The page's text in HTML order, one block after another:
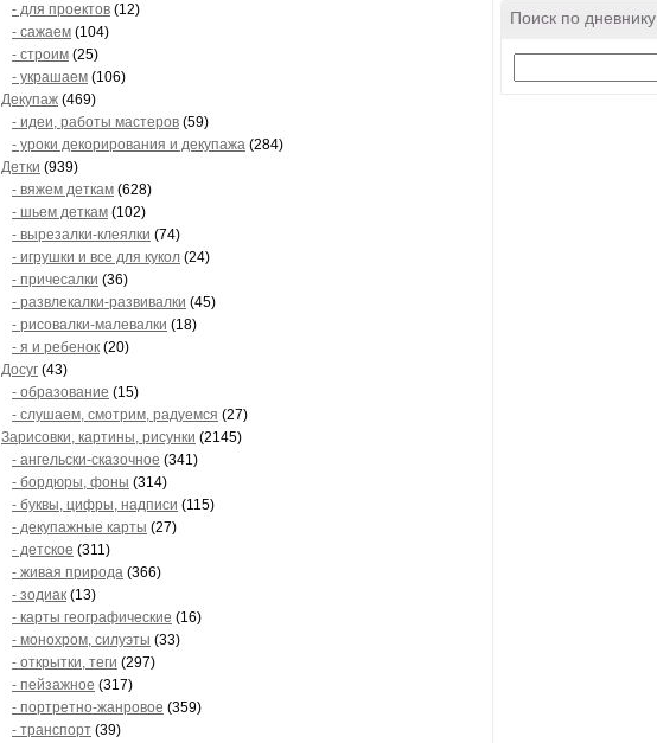
- для проектов (12)
- сажаем (104)
- строим (25)
- украшаем (106)
Декупаж (469)
- идеи, работы мастеров (59)
- уроки декорирования и декупажа (284)
Детки (939)
- вяжем деткам (628)
- шьем деткам (102)
- вырезалки-клеялки (74)
- игрушки и все для кукол (24)
- причесалки (36)
- развлекалки-развивалки (45)
- рисовалки-малевалки (18)
- я и ребенок (20)
Досуг (43)
- образование (15)
- слушаем, смотрим, радуемся (27)
Зарисовки, картины, рисунки (2145)
- ангельски-сказочное (341)
- бордюры, фоны (314)
- буквы, цифры, надписи (115)
- декупажные карты (27)
- детское (311)
- живая природа (366)
- зодиак (13)
- карты географические (16)
- монохром, силуэты (33)
- открытки, теги (297)
- пейзажное (317)
- портретно-жанровое (359)
- транспорт (39)
Поиск по дневнику